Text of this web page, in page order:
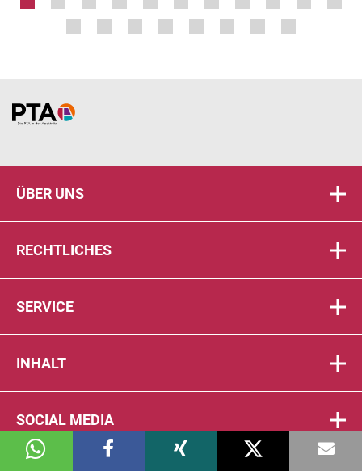
Home
ÜBER UNS
RECHTLICHES
SERVICE
INHALT
SOCIAL MEDIA